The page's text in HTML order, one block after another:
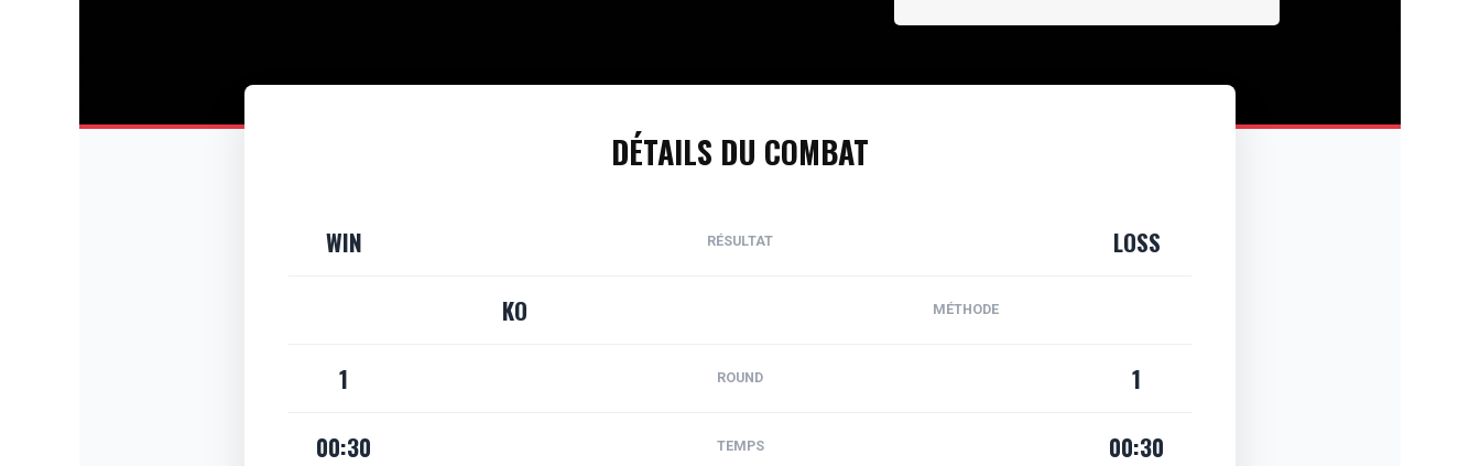
DÉTAILS DU COMBAT
WIN RÉSULTAT
LOSS
KO
MÉTHODE
1 ROUND
1
00:30
TEMPS 00:30